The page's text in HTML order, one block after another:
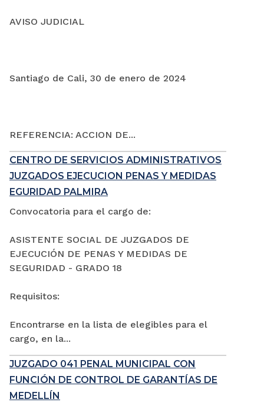
AVISO JUDICIAL
Santiago de Cali, 30 de enero de 2024
REFERENCIA: ACCION DE...
CENTRO DE SERVICIOS ADMINISTRATIVOS
JUZGADOS EJECUCION PENAS Y MEDIDAS
EGURIDAD PALMIRA
Convocatoria para el cargo de:
ASISTENTE SOCIAL DE JUZGADOS DE
EJECUCIÓN DE PENAS Y MEDIDAS DE
SEGURIDAD - GRADO 18
Requisitos:
Encontrarse en la lista de elegibles para el
cargo, en la...
JUZGADO 041 PENAL MUNICIPAL CON
FUNCIÓN DE CONTROL DE GARANTÍAS DE
MEDELLÍN